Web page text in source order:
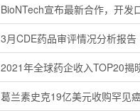
BioNTech宣布最新合作，开发
3月CDE药品审评情况分析报告
2021年全球药企收入TOP20揭
葛兰素史克19亿美元收购罕见